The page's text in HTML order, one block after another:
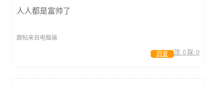
人人都是富帅了
跟帖来自电脑端
顶: 0 踩: 0
回复